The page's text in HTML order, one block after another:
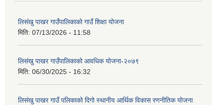
लिसंखु पाखर गाउँपालिकाको गाउँ शिक्षा योजना
मिति: 07/13/2026 - 11:58
लिसंखु पाखर गाउँपालिकाको आवधिक योजना-२०७९
मिति: 06/30/2025 - 16:32
लिसंखु पाखर गाउँ पलिकाको दिगो स्थानीय आर्थिक विकास रणनीतिक योजना